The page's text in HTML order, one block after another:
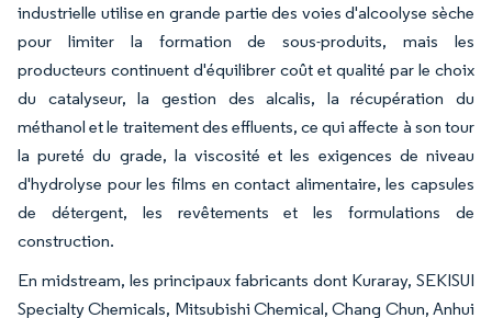
industrielle utilise en grande partie des voies d'alcoolyse sèche
pour limiter la formation de sous-produits, mais les
producteurs continuent d'équilibrer coût et qualité par le choix
du catalyseur, la gestion des alcalis, la récupération du
méthanol et le traitement des effluents, ce qui affecte à son tour
la pureté du grade, la viscosité et les exigences de niveau
d'hydrolyse pour les films en contact alimentaire, les capsules
de détergent, les revêtements et les formulations de
construction.
En midstream, les principaux fabricants dont Kuraray, SEKISUI
Specialty Chemicals, Mitsubishi Chemical, Chang Chun, Anhui